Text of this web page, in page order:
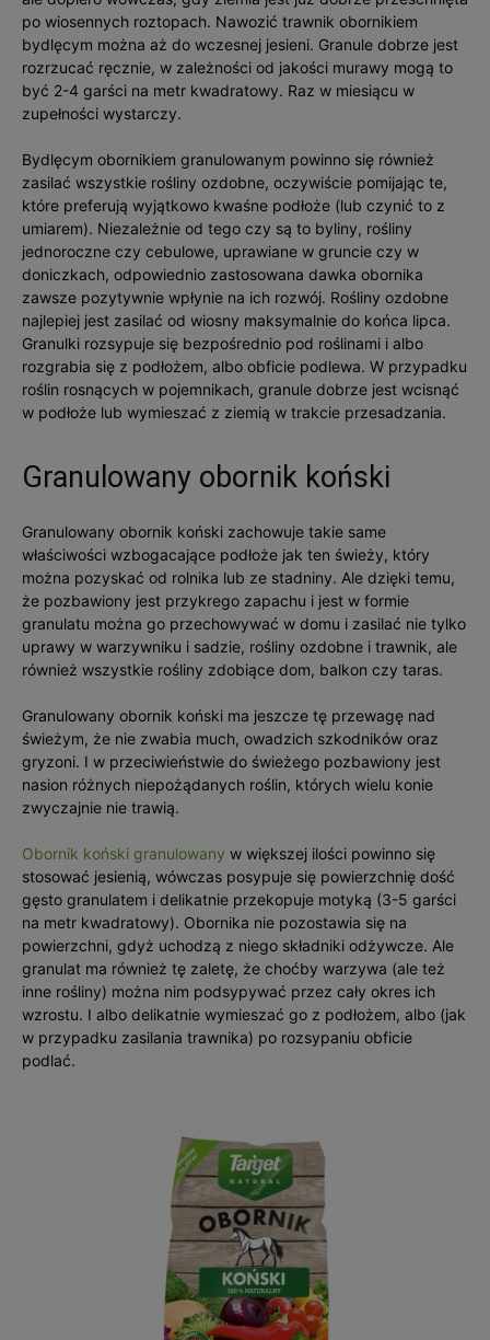
po wiosennych roztopach. Nawozić trawnik obornikiem
bydlęcym można aż do wczesnej jesieni. Granule dobrze jest
rozrzucać ręcznie, w zależności od jakości murawy mogą to
być 2-4 garści na metr kwadratowy. Raz w miesiącu w
zupełności wystarczy.
Bydlęcym obornikiem granulowanym powinno się również
zasilać wszystkie rośliny ozdobne, oczywiście pomijając te,
które preferują wyjątkowo kwaśne podłoże (lub czynić to z
umiarem). Niezależnie od tego czy są to byliny, rośliny
jednoroczne czy cebulowe, uprawiane w gruncie czy w
doniczkach, odpowiednio zastosowana dawka obornika
zawsze pozytywnie wpłynie na ich rozwój. Rośliny ozdobne
najlepiej jest zasilać od wiosny maksymalnie do końca lipca.
Granulki rozsypuje się bezpośrednio pod roślinami i albo
rozgrabia się z podłożem, albo obficie podlewa. W przypadku
roślin rosnących w pojemnikach, granule dobrze jest wcisnąć
w podłoże lub wymieszać z ziemią w trakcie przesadzania.
Granulowany obornik koński
Granulowany obornik koński zachowuje takie same
właściwości wzbogacające podłoże jak ten świeży, który
można pozyskać od rolnika lub ze stadniny. Ale dzięki temu,
że pozbawiony jest przykrego zapachu i jest w formie
granulatu można go przechowywać w domu i zasilać nie tylko
uprawy w warzywniku i sadzie, rośliny ozdobne i trawnik, ale
również wszystkie rośliny zdobiące dom, balkon czy taras.
Granulowany obornik koński ma jeszcze tę przewagę nad
świeżym, że nie zwabia much, owadzich szkodników oraz
gryzoni. I w przeciwieństwie do świeżego pozbawiony jest
nasion różnych niepożądanych roślin, których wielu konie
zwyczajnie nie trawią.
Obornik koński granulowany w większej ilości powinno się
stosować jesienią, wówczas posypuje się powierzchnię dość
gęsto granulatem i delikatnie przekopuje motyką (3-5 garści
na metr kwadratowy). Obornika nie pozostawia się na
powierzchni, gdyż uchodzą z niego składniki odżywcze. Ale
granulat ma również tę zaletę, że choćby warzywa (ale też
inne rośliny) można nim podsypywać przez cały okres ich
wzrostu. I albo delikatnie wymieszać go z podłożem, albo (jak
w przypadku zasilania trawnika) po rozsypaniu obficie
podlać.